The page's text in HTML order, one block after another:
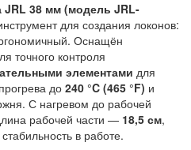
38 мм (модель JRL-
для создания локонов:
Оснащён
точного контроля
элементами для
до 240 °C (465 °F) и
С нагревом до рабочей
рабочей части — 18,5 см,
в работе.